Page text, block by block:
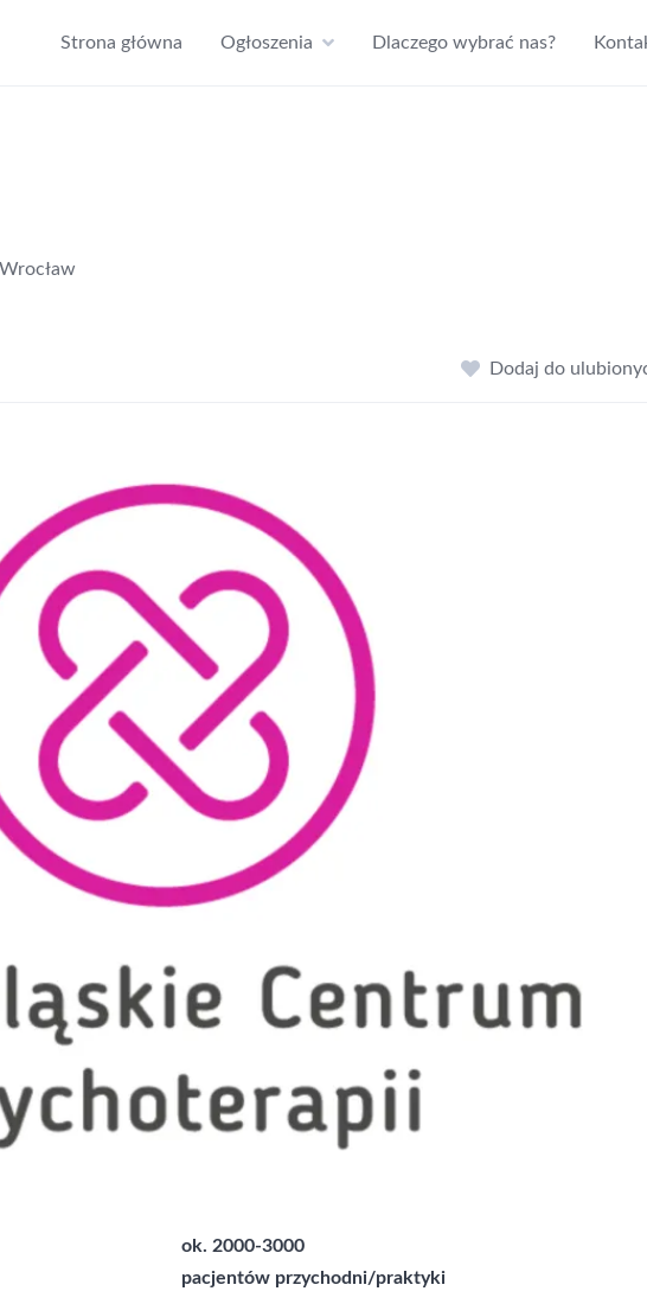
Strona główna Ogłoszenia Dlaczego wybrać nas?
Dodaj do
ok. 2000-3000
pacjentów przychodni/praktyki